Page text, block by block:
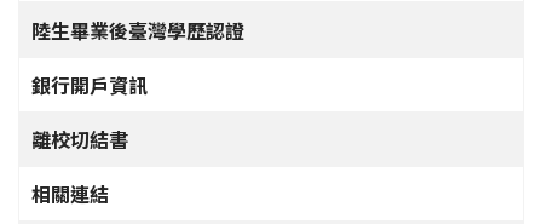
文章列表
陸生畢業後臺灣學歷認證
銀行開戶資訊
離校切結書
相關連結